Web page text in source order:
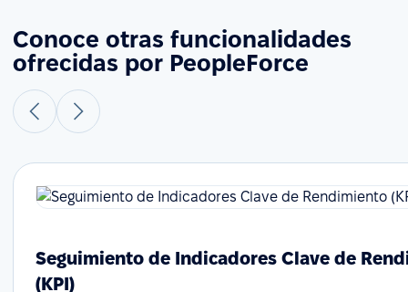
Conoce otras funcionalidades
ofrecidas por PeopleForce
Seguimiento de Indicadores Clave de
(KPI)